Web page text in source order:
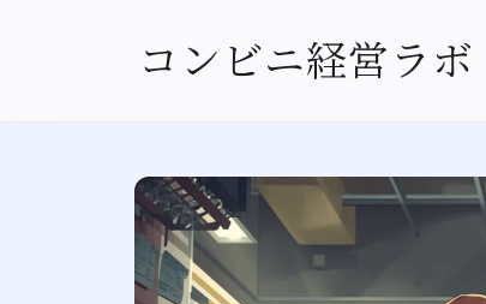
コンビニ経営ラボ